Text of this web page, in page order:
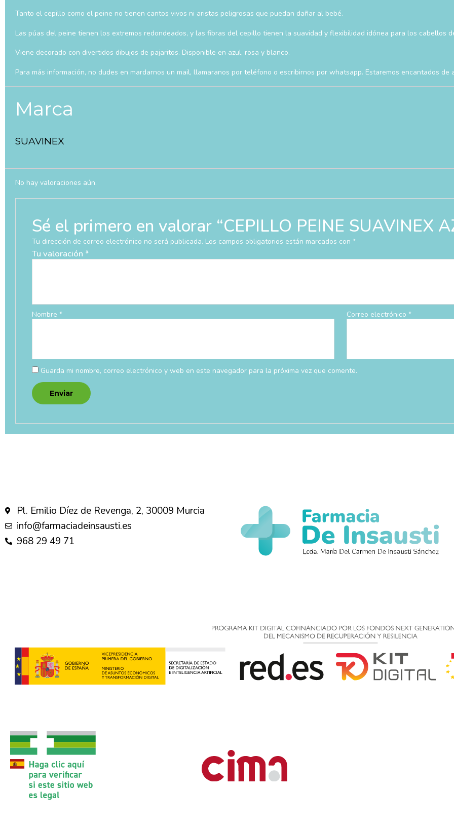
Tanto el cepillo como el peine no tienen cantos vivos ni aristas peligrosas que puedan dañar al bebé.
Las púas del peine tienen los extremos redondeados, y las fibras del cepillo tienen la suavidad y flexibilidad idónea para los cabellos
Viene decorado con divertidos dibujos de pajaritos. Disponible en azul, rosa y blanco.
Para más información, no dudes en mardarnos un mail, llamaranos por teléfono o escribirnos por whatsapp. Estaremos encantados de
Marca
SUAVINEX
No hay valoraciones aún.
Sé el primero en valorar “CEPILLO PEINE SUAVINEX
Tu dirección de correo electrónico no será publicada. Los campos obligatorios están marcados con *
Tu valoración *
Nombre * Correo electrónico*
Guarda mi nombre, correo electrónico y web en este navegador para la próxima vez que comente.
Pl. Emilio Díez de Revenga, 2, 30009 Murcia
info@farmaciadeinsausti.es
968 29 49 71